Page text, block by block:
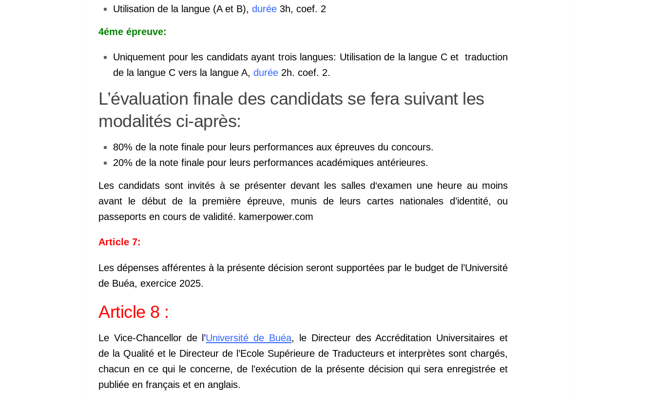
Utilisation de la langue (A et B), durée 3h, coef. 2
4éme épreuve:
Uniquement pour les candidats ayant trois langues: Utilisation de la langue C et traduction
de la langue C vers la langue A, durée 2h. coef. 2.
L’évaluation finale des candidats se fera suivant les
modalités ci-après:
80% de la note finale pour leurs performances aux épreuves du concours.
20% de la note finale pour leurs performances académiques antérieures.
Les candidats sont invités à se présenter devant les salles d‘examen une heure au moins
avant le début de la première épreuve, munis de leurs cartes nationales d’identité, ou
passeports en cours de validité. kamerpower.com
Article 7:
Les dépenses afférentes à la présente décision seront supportées par le budget de l’Université
de Buéa, exercice 2025.
Article 8 :
Le Vice-Chancellor de l’Université de Buéa, le Directeur des Accréditation Universitaires et
de la Qualité et le Directeur de l’Ecole Supérieure de Traducteurs et interprètes sont chargés,
chacun en ce qui le concerne, de l’exécution de la présente décision qui sera enregistrée et
publiée en français et en anglais.